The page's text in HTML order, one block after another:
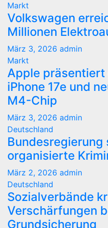
Markt
Volkswagen
Millionen
März 3, 2026 admin
Markt
Apple
iPhone 17e und
M4-Chip
März 3, 2026 admin
Deutschland
Bundesregierung
organisierte
März 2, 2026 admin
Deutschland
Sozialverbände
Verschärfungen
Grundsicherung